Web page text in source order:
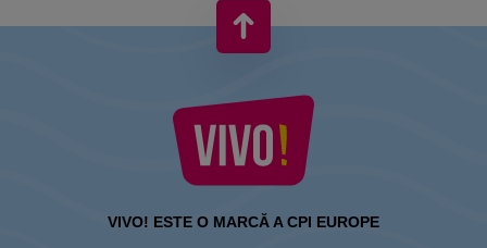
VIVO! ESTE O MARCĂ A CPI EUROPE